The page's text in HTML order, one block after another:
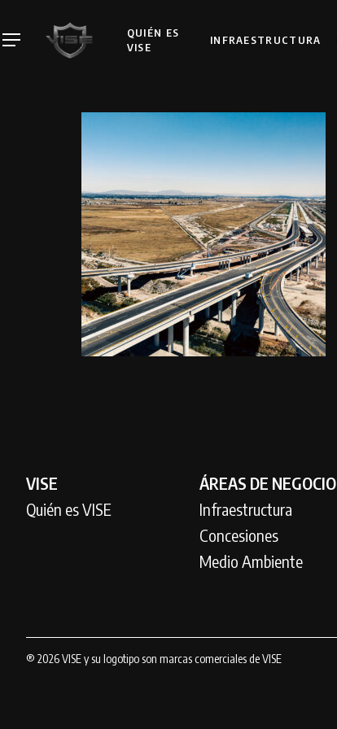
to
Menu
QUIÉN ES
VISE
INFRAESTRUCTURA
VISE
Quién es VISE
ÁREAS DE NEGOCIO
Infraestructura
Concesiones
Medio Ambiente
® 2026 VISE y su logotipo son marcas comerciales de VISE